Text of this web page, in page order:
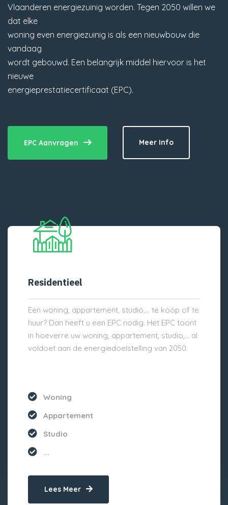
Vlaanderen energiezuinig worden. Tegen 2050 willen we
dat elke
woning even energiezuinig is als een nieuwbouw die
vandaag
wordt gebouwd. Een belangrijk middel hiervoor is het
nieuwe
energieprestatiecertificaat (EPC).
EPC Aanvragen Meer Info
Residentieel
Een woning, appartement, studio,… te koop of te
huur? Dan heeft u een EPC nodig. Het EPC toont
in hoeverre uw woning, appartement, studio,… al
voldoet aan de energiedoelstelling van 2050.
Woning
Appartement
Studio
...
Lees Meer